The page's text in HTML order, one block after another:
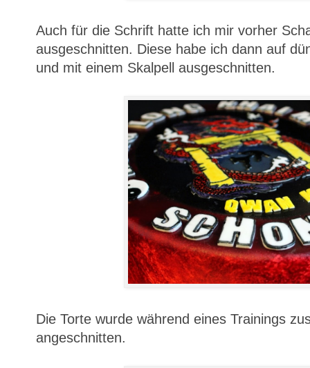
Auch für die Schrift hatte ich mir vorher
ausgeschnitten. Diese habe ich dann auf
und mit einem Skalpell ausgeschnitten.
Die Torte wurde während eines Trainings
angeschnitten.